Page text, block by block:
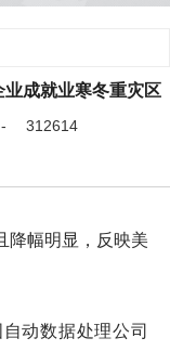
成就业寒冬重灾区
- 312614
降幅明显，反映美
动数据处理公司